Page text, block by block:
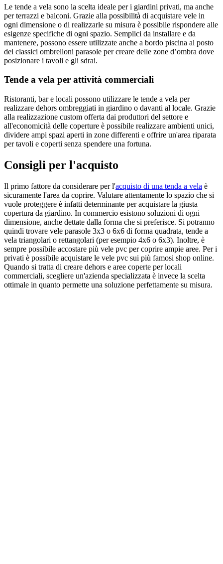
Le tende a vela sono la scelta ideale per i giardini privati, ma anche
per terrazzi e balconi. Grazie alla possibilità di acquistare vele in
ogni dimensione o di realizzarle su misura è possibile rispondere alle
esigenze specifiche di ogni spazio. Semplici da installare e da
mantenere, possono essere utilizzate anche a bordo piscina al posto
dei classici ombrelloni parasole per creare delle zone d’ombra dove
posizionare i tavoli e gli sdrai.
Tende a vela per attività commerciali
Ristoranti, bar e locali possono utilizzare le tende a vela per
realizzare dehors ombreggiati in giardino o davanti al locale. Grazie
alla realizzazione custom offerta dai produttori del settore e
all'economicità delle coperture è possibile realizzare ambienti unici,
dividere ampi spazi aperti in zone differenti e offrire un'area riparata
per tavoli e coperti senza spendere una fortuna.
Consigli per l'acquisto
Il primo fattore da considerare per l'acquisto di una tenda a vela è
sicuramente l'area da coprire. Valutare attentamente lo spazio che si
vuole proteggere è infatti determinante per acquistare la giusta
copertura da giardino. In commercio esistono soluzioni di ogni
dimensione, anche dettate dalla forma che si preferisce. Si potranno
quindi trovare vele parasole 3x3 o 6x6 di forma quadrata, tende a
vela triangolari o rettangolari (per esempio 4x6 o 6x3). Inoltre, è
sempre possibile accostare più vele pvc per coprire ampie aree. Per i
privati è possibile acquistare le vele pvc sui più famosi shop online.
Quando si tratta di creare dehors e aree coperte per locali
commerciali, scegliere un'azienda specializzata è invece la scelta
ottimale in quanto permette una soluzione perfettamente su misura.